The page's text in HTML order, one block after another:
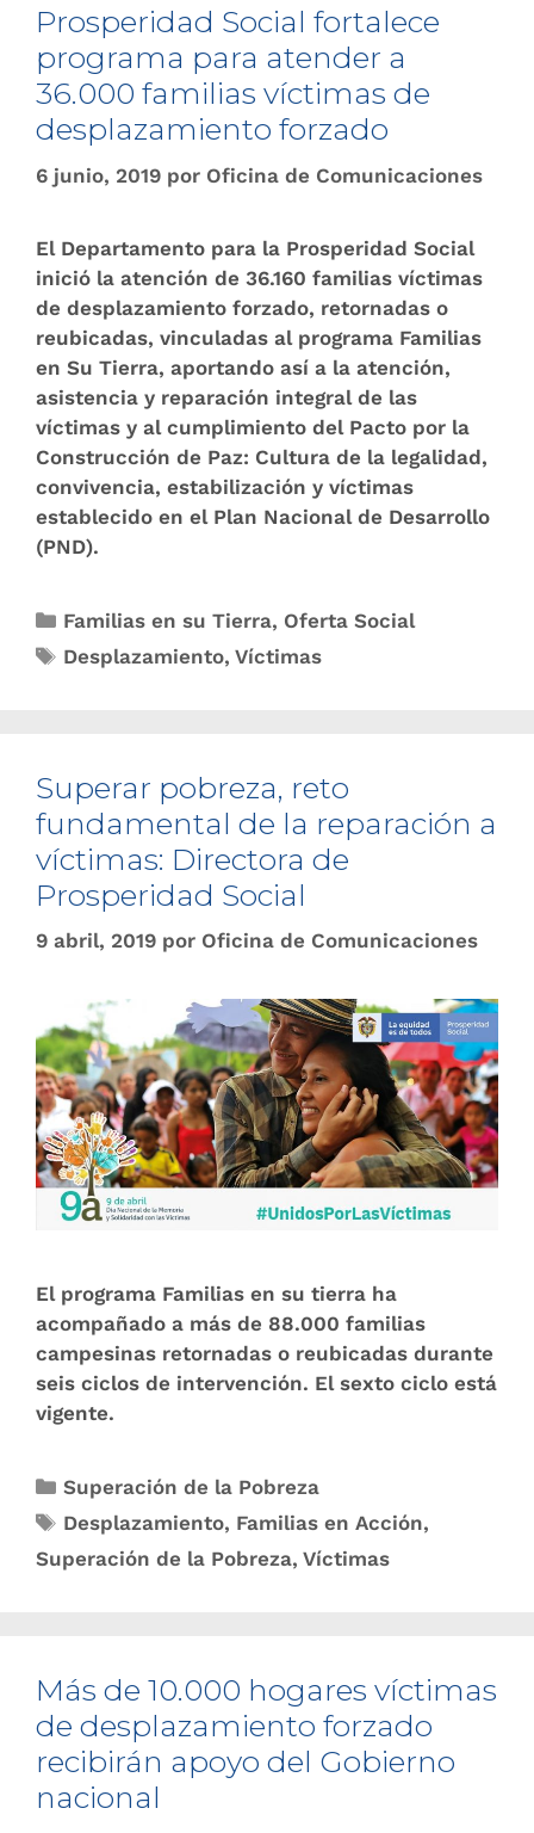
Prosperidad Social fortalece
programa para atender a
36.000 familias víctimas de
desplazamiento forzado
6 junio, 2019 por Oficina de Comunicaciones
El Departamento para la Prosperidad Social
inició la atención de 36.160 familias víctimas
de desplazamiento forzado, retornadas o
reubicadas, vinculadas al programa Familias
en Su Tierra, aportando así a la atención,
asistencia y reparación integral de las
víctimas y al cumplimiento del Pacto por la
Construcción de Paz: Cultura de la legalidad,
convivencia, estabilización y víctimas
establecido en el Plan Nacional de Desarrollo
(PND).
Familias en su Tierra, Oferta Social​​
Desplazamiento,Víctimas
Superar pobreza, reto
fundamental de la reparación a
víctimas: Directora de
Prosperidad Social
9 abril, 2019 por Oficina de Comunicaciones
El programa Familias en su tierra ha
acompañado a más de 88.000 familias
campesinas retornadas o reubicadas durante
seis ciclos de intervención. El sexto ciclo está
vigente.
Superación de la Pobreza
Desplazamiento, Familias en Acción,
Superación de la Pobreza, Víctimas
Más de 10.000 hogares víctimas
de desplazamiento forzado
recibirán apoyo del Gobierno
nacional